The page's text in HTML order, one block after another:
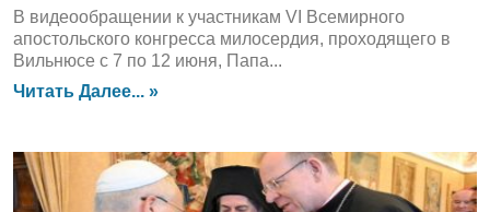
В видеообращении к участникам VI Всемирного
апостольского конгресса милосердия, проходящего в
Вильнюсе с 7 по 12 июня, Папа...
Читать Далее... »
ЛЕНТА НОВОСТЕЙ